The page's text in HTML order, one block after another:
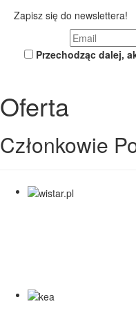
Zapisz się do newslettera!
Przechodząc dalej,
Oferta
Członkowie